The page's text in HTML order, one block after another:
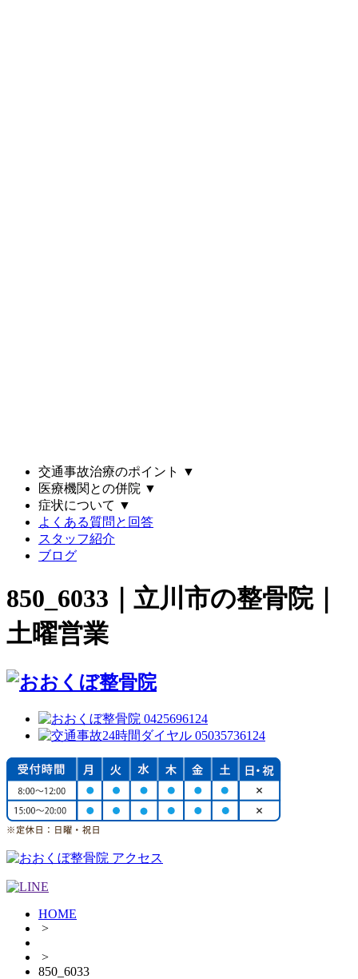
交通事故治療のポイント
▼
医療機関との併院 ▼
症状について ▼
よくある質問と回答
スタッフ紹介
ブログ
850_6033｜立川市の整骨院｜
土曜営業
HOME
>
>
850_6033